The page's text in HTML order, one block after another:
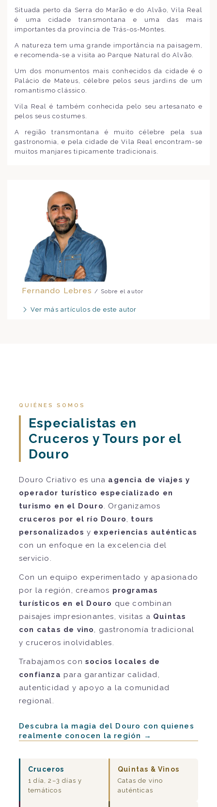
Situada perto da Serra do Marão e do Alvão, Vila Real
é uma cidade transmontana e uma das mais
importantes da província de Trás-os-Montes.
A natureza tem uma grande importância na paisagem,
e recomenda-se a visita ao Parque Natural do Alvão.
Um dos monumentos mais conhecidos da cidade é o
Palácio de Mateus, célebre pelos seus jardins de um
romantismo clássico.
Vila Real é também conhecida pelo seu artesanato e
pelos seus costumes.
A região transmontana é muito célebre pela sua
gastronomia, e pela cidade de Vila Real encontram-se
muitos manjares tipicamente tradicionais.
Fernando Lebres / Sobre el autor
Ver más artículos de este autor
QUIÉNES SOMOS
Especialistas en
Cruceros y Tours por el
Douro
Douro Criativo es una agencia de viajes y
operador turístico especializado en
turismo en el Douro. Organizamos
cruceros por el río Douro, tours
personalizados y experiencias auténticas
con un enfoque en la excelencia del
servicio.
Con un equipo experimentado y apasionado
por la región, creamos programas
turísticos en el Douro que combinan
paisajes impresionantes, visitas a Quintas
con catas de vino, gastronomía tradicional
y cruceros inolvidables.
Trabajamos con socios locales de
confianza para garantizar calidad,
autenticidad y apoyo a la comunidad
regional.
Descubra la magia del Douro con quienes
realmente conocen la región →
Cruceros
1 día, 2–3 días y
temáticos
Quintas & Vinos
Catas de vino
auténticas